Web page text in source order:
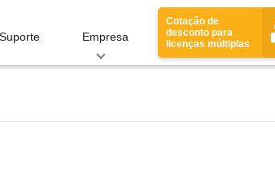
Suporte Empresa
Cotação de
desconto para
licenças múltiplas